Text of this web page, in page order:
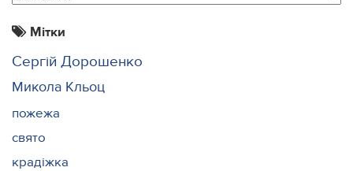
Мітки
Сергій Дорошенко
Микола Кльоц
пожежа
свято
крадіжка